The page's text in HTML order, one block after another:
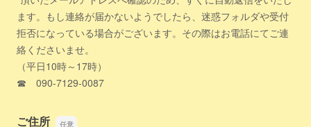
ます。もし連絡が届かないようでしたら、迷惑フォルダや受付
拒否になっている場合がございます。その際はお電話にてご連
絡くださいませ。
（平日10時～17時）
☎ 090-7129-0087
ご住所